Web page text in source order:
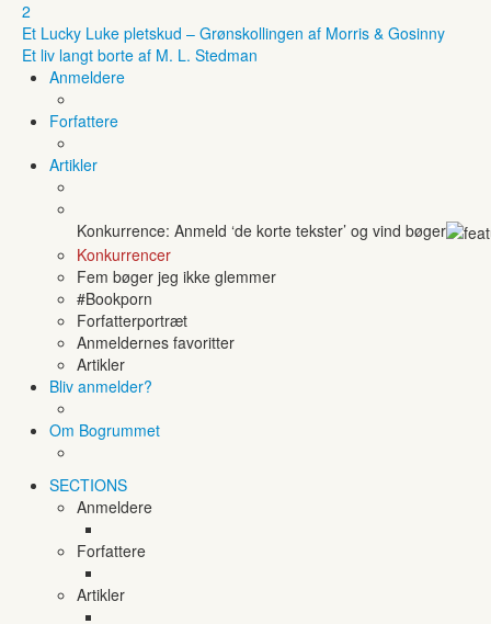
2
Et Lucky Luke pletskud – Grønskollingen af Morris & Gosinny
Et liv langt borte af M. L. Stedman
Anmeldere
Forfattere
Artikler
Konkurrence: Anmeld ‘de korte tekster’ og vind bøger
Konkurrencer
Fem bøger jeg ikke glemmer
#Bookporn
Forfatterportræt
Anmeldernes favoritter
Artikler
Bliv anmelder?
Om Bogrummet
SECTIONS
Anmeldere
Forfattere
Artikler